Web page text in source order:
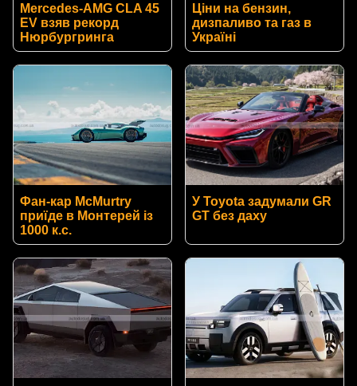
Mercedes-AMG CLA 45
EV взяв рекорд
Нюрбургринга
Ціни на бензин,
дизпаливо та газ в
Україні
Фан-кар McMurtry
приїде в Монтерей із
1000 к.с.
У Toyota задумали GR
GT без даху